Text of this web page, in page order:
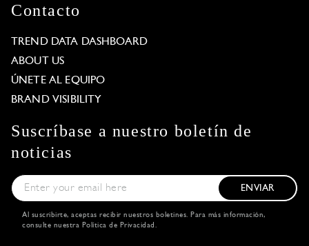
Contacto
TREND DATA DASHBOARD
ABOUT US
ÚNETE AL EQUIPO
BRAND VISIBILITY
Suscríbase a nuestro boletín de
noticias
ENVIAR
Al suscribirte, aceptas recibir nuestros boletines. Para más información,
consulte nuestra Política de Privacidad .